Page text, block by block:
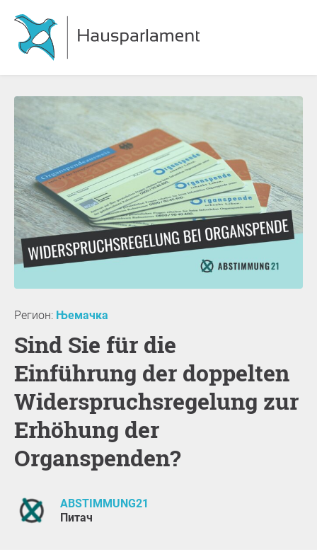
Регион: Њемачка
Sind Sie für die
Einführung der doppelten
Widerspruchsregelung zur
Erhöhung der
Organspenden?
ABSTIMMUNG21
Питач